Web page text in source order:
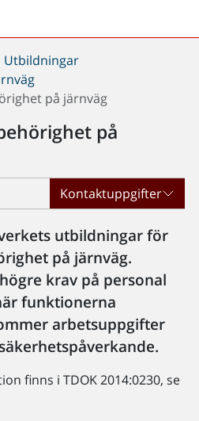
Utbildningar
på järnväg
på
Kontaktuppgifter
utbildningar för
på järnväg.
krav på personal
funktionerna
arbetsuppgifter
finns i TDOK 2014:0230, se